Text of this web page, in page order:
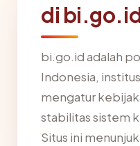
di
bi.go.id adalah
Indonesia,
mengatur
stabilitas sistem
Situs ini